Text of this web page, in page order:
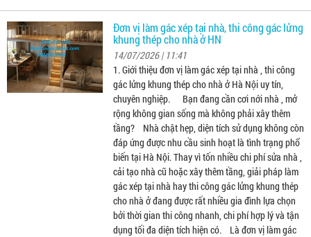
Đơn vị làm gác xép tại nhà, thi công gác lửng
khung thép cho nhà ở HN
14/07/2026 | 11:41
1. Giới thiệu đơn vị làm gác xép tại nhà , thi công
gác lửng khung thép cho nhà ở Hà Nội uy tín,
chuyên nghiệp. Bạn đang cần cơi nới nhà , mở
rộng không gian sống mà không phải xây thêm
tầng? Nhà chật hẹp, diện tích sử dụng không còn
đáp ứng được nhu cầu sinh hoạt là tình trạng phổ
biến tại Hà Nội. Thay vì tốn nhiều chi phí sửa nhà ,
cải tạo nhà cũ hoặc xây thêm tầng, giải pháp làm
gác xép tại nhà hay thi công gác lửng khung thép
cho nhà ở đang được rất nhiều gia đình lựa chọn
bởi thời gian thi công nhanh, chi phí hợp lý và tận
dụng tối đa diện tích hiện có. Là đơn vị làm gác